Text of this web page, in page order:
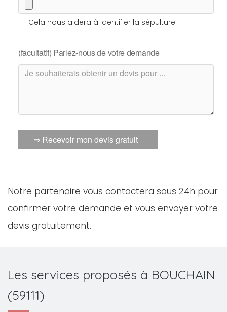
Cela nous aidera à identifier la sépulture
(facultatif) Parlez-nous de votre demande
⇒ Recevoir mon devis gratuit
Notre partenaire vous contactera sous 24h pour
confirmer votre demande et vous envoyer votre
devis gratuitement.
Les services proposés à BOUCHAIN
(59111)